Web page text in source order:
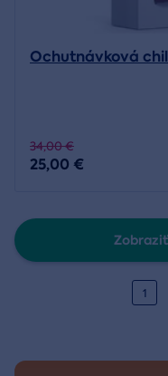
Ochutnávková
34,00 €
25,00 €
1